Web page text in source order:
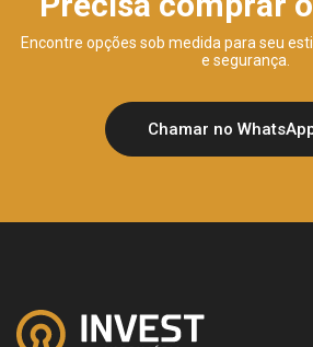
Encontre opções sob medida para seu
e segurança.
Chamar no